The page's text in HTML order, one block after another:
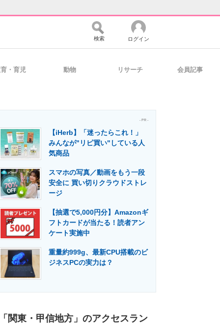
ミュニティ マーケ×ITの今がよく分かる
活用を支援
メディア 建設×テクノロジーの最前線
検索 ログイン
・育児 動物 リサーチ 会員記事
- PR -
【iHerb】「迷ったらこれ！」
みんなが"リピ買い"している人
気商品
スマホの写真／動画をもう一段
安全に 買い切りクラウドストレ
ージ
【抽選で5,000円分】Amazonギ
フトカードが当たる！読者アン
ケート実施中
重量約999g、最新CPU搭載のビ
ジネスPCの実力は？
「関東・甲信地方」のアクセスラン